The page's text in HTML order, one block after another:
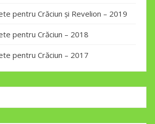
pentru Crăciun și Revelion – 2019
pentru Crăciun – 2018
pentru Crăciun – 2017